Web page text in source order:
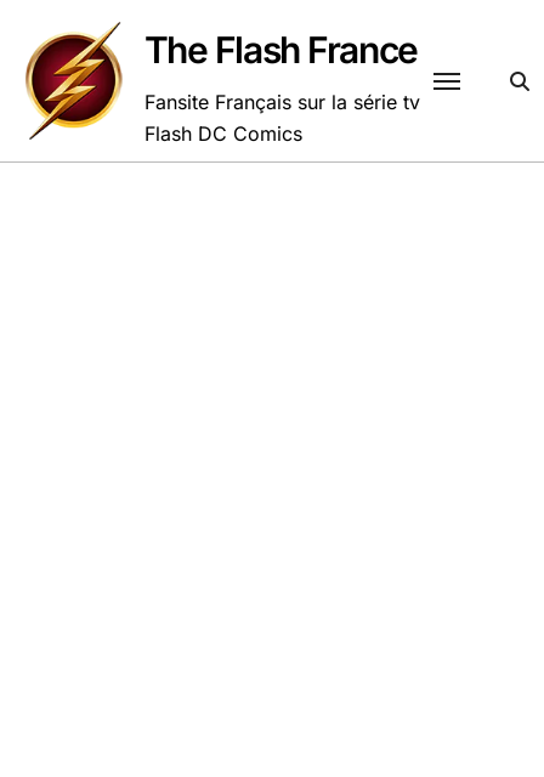
contenu
The Flash France
Fansite Français sur la série tv
Flash DC Comics